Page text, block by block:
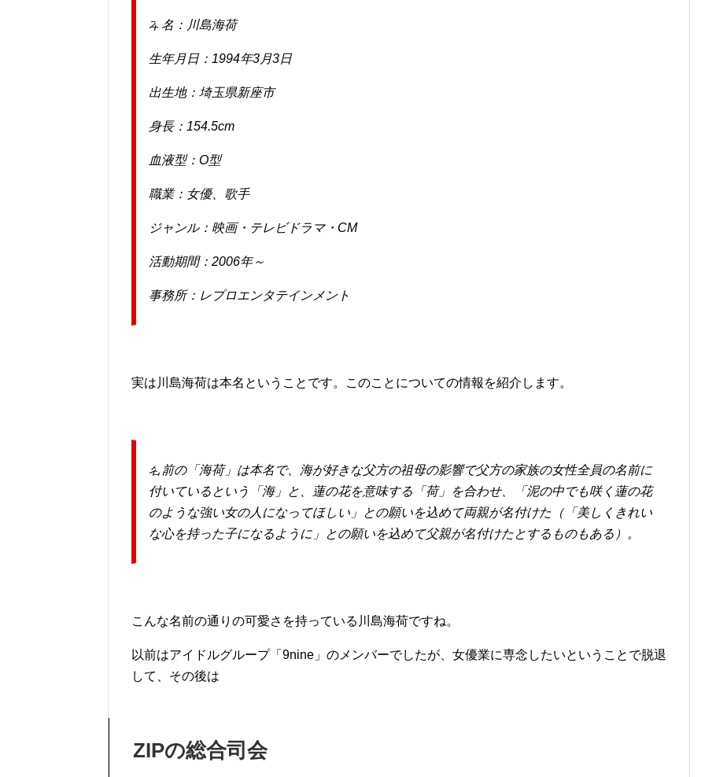
本名：川島海荷
生年月日：1994年3月3日
出生地：埼玉県新座市
身長：154.5cm
血液型：O型
職業：女優、歌手
ジャンル：映画・テレビドラマ・CM
活動期間：2006年～
事務所：レプロエンタテインメント
実は川島海荷は本名ということです。このことについての情報を紹介します。
名前の「海荷」は本名で、海が好きな父方の祖母の影響で父方の家族の女性全員の名前に
付いているという「海」と、蓮の花を意味する「荷」を合わせ、「泥の中でも咲く蓮の花
のような強い女の人になってほしい」との願いを込めて両親が名付けた（「美しくきれい
な心を持った子になるように」との願いを込めて父親が名付けたとするものもある）。
こんな名前の通りの可愛さを持っている川島海荷ですね。
以前はアイドルグループ「9nine」のメンバーでしたが、女優業に専念したいということで脱退
して、その後は
ZIPの総合司会